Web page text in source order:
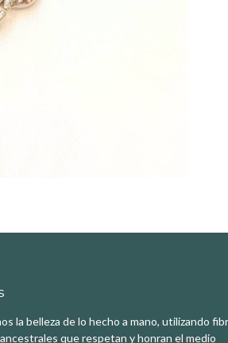
la belleza de lo hecho a mano, utilizando
que respetan y honran el medio